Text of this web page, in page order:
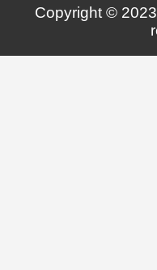
Copyright ©